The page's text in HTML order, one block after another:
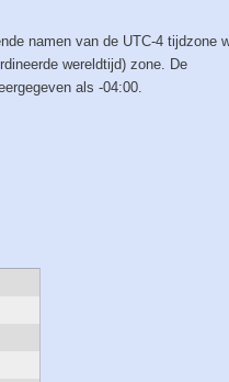
namen van de UTC-4 tijdzone
wereldtijd) zone. De
als -04:00.